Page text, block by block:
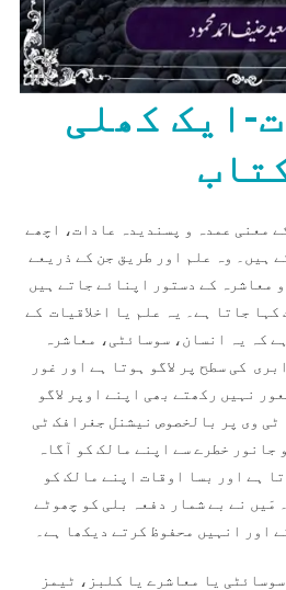
ایک کھلی
معنی عمدہ و پسندیدہ عادات، اچھے
ہیں۔ وہ علم اور طریق جن کے ذریعے
و معاشرہ کے دستور اپنائے جاتے ہیں
کہا جاتا ہے۔ یہ علم یا اخلاقیات کے
کہ یہ انسان، سوسائٹی، معاشرہ
کی سطح پر لاگو ہوتا ہے اور غور
نہیں رکھتے بھی اپنے اوپر لاگو
وی پر بالخصوص نیشنل جغرافک ٹی
جانور خطرے سے اپنے مالک کو آگاہ
ہے اور بسا اوقات اپنے مالک کو
مَیں نے بے شمار دفعہ بلی کو چھوٹے
اور انہیں محفوظ کرتے دیکھا ہے۔
یا معاشرے یا کلبز، ٹیمز